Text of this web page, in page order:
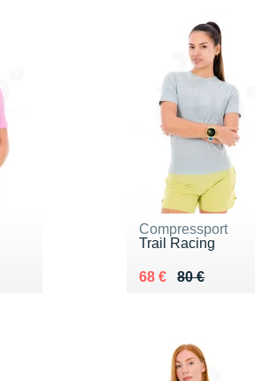
Compressport
Trail Racing
80 €
Au lieu de 80 €
68 €
Vendu 68 €